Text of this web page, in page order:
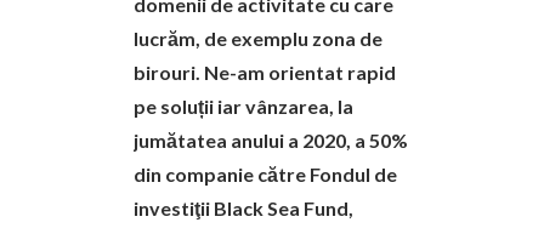
lucrăm, de exemplu zona de
birouri. Ne-am orientat rapid
pe soluții iar vânzarea, la
jumătatea anului a 2020, a 50%
din companie către Fondul de
investiţii Black Sea Fund,